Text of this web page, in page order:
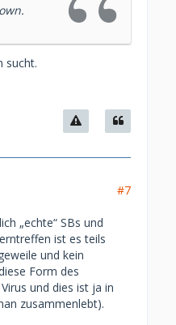
sucht.
#7
„echte“ SBs und
ist es teils
und kein
Form des
und dies ist ja in
zusammenlebt).